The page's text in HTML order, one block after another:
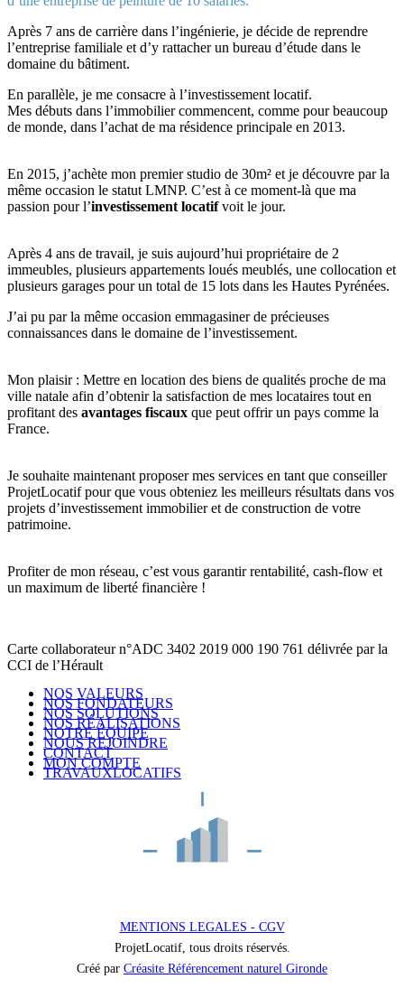
Après 7 ans de carrière dans l’ingénierie, je décide de reprendre
l’entreprise familiale et d’y rattacher un bureau d’étude dans le
domaine du bâtiment.
En parallèle, je me consacre à l’investissement locatif.
Mes débuts dans l’immobilier commencent, comme pour beaucoup
de monde, dans l’achat de ma résidence principale en 2013.
En 2015, j’achète mon premier studio de 30m² et je découvre par la
même occasion le statut LMNP. C’est à ce moment-là que ma
passion pour l’investissement locatifvoit le jour.
Après 4 ans de travail, je suis aujourd’hui propriétaire de 2
immeubles, plusieurs appartements loués meublés, une collocation et
plusieurs garages pour un total de 15 lots dans les Hautes Pyrénées.
J’ai pu par la même occasion emmagasiner de précieuses
connaissances dans le domaine de l’investissement.
Mon plaisir : Mettre en location des biens de qualités proche de ma
ville natale afin d’obtenir la satisfaction de mes locataires tout en
profitant des avantages fiscaux que peut offrir un pays comme la
France.
Je souhaite maintenant proposer mes services en tant que conseiller
ProjetLocatif pour que vous obteniez les meilleurs résultats dans vos
projets d’investissement immobilier et de construction de votre
patrimoine.
Profiter de mon réseau, c’est vous garantir rentabilité, cash-flow et
un maximum de liberté financière !
Carte collaborateur n°ADC 3402 2019 000 190 761 délivrée par la
CCI de l’Hérault
NOS VALEURS
NOS FONDATEURS
NOS SOLUTIONS
NOS RÉALISATIONS
NOTRE ÉQUIPE
NOUS REJOINDRE
CONTACT
MON COMPTE
TRAVAUXLOCATIFS
MENTIONS LEGALES - CGV
ProjetLocatif, tous droits réservés.
Créé par Créasite Référencement naturel Gironde